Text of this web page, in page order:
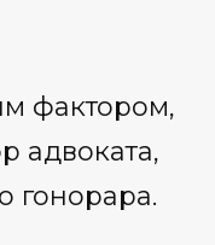
фактором,
адвоката,
гонорара.